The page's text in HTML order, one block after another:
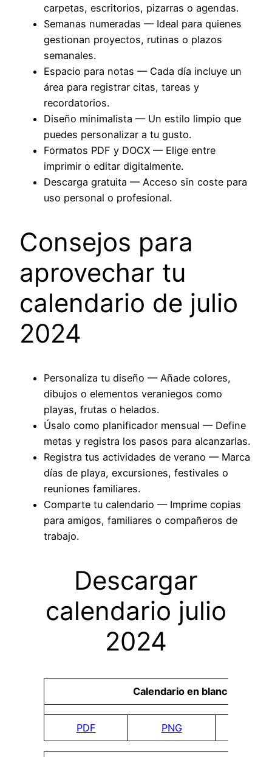
carpetas, escritorios, pizarras o agendas.
Semanas numeradas — Ideal para quienes
gestionan proyectos, rutinas o plazos
semanales.
Espacio para notas — Cada día incluye un
área para registrar citas, tareas y
recordatorios.
Diseño minimalista — Un estilo limpio que
puedes personalizar a tu gusto.
Formatos PDF y DOCX — Elige entre
imprimir o editar digitalmente.
Descarga gratuita — Acceso sin coste para
uso personal o profesional.
Consejos para
aprovechar tu
calendario de julio
2024
Personaliza tu diseño — Añade colores,
dibujos o elementos veraniegos como
playas, frutas o helados.
Úsalo como planificador mensual — Define
metas y registra los pasos para alcanzarlas.
Registra tus actividades de verano — Marca
días de playa, excursiones, festivales o
reuniones familiares.
Comparte tu calendario — Imprime copias
para amigos, familiares o compañeros de
trabajo.
Descargar
calendario julio
2024
Calendario en blanco
PDF PNG